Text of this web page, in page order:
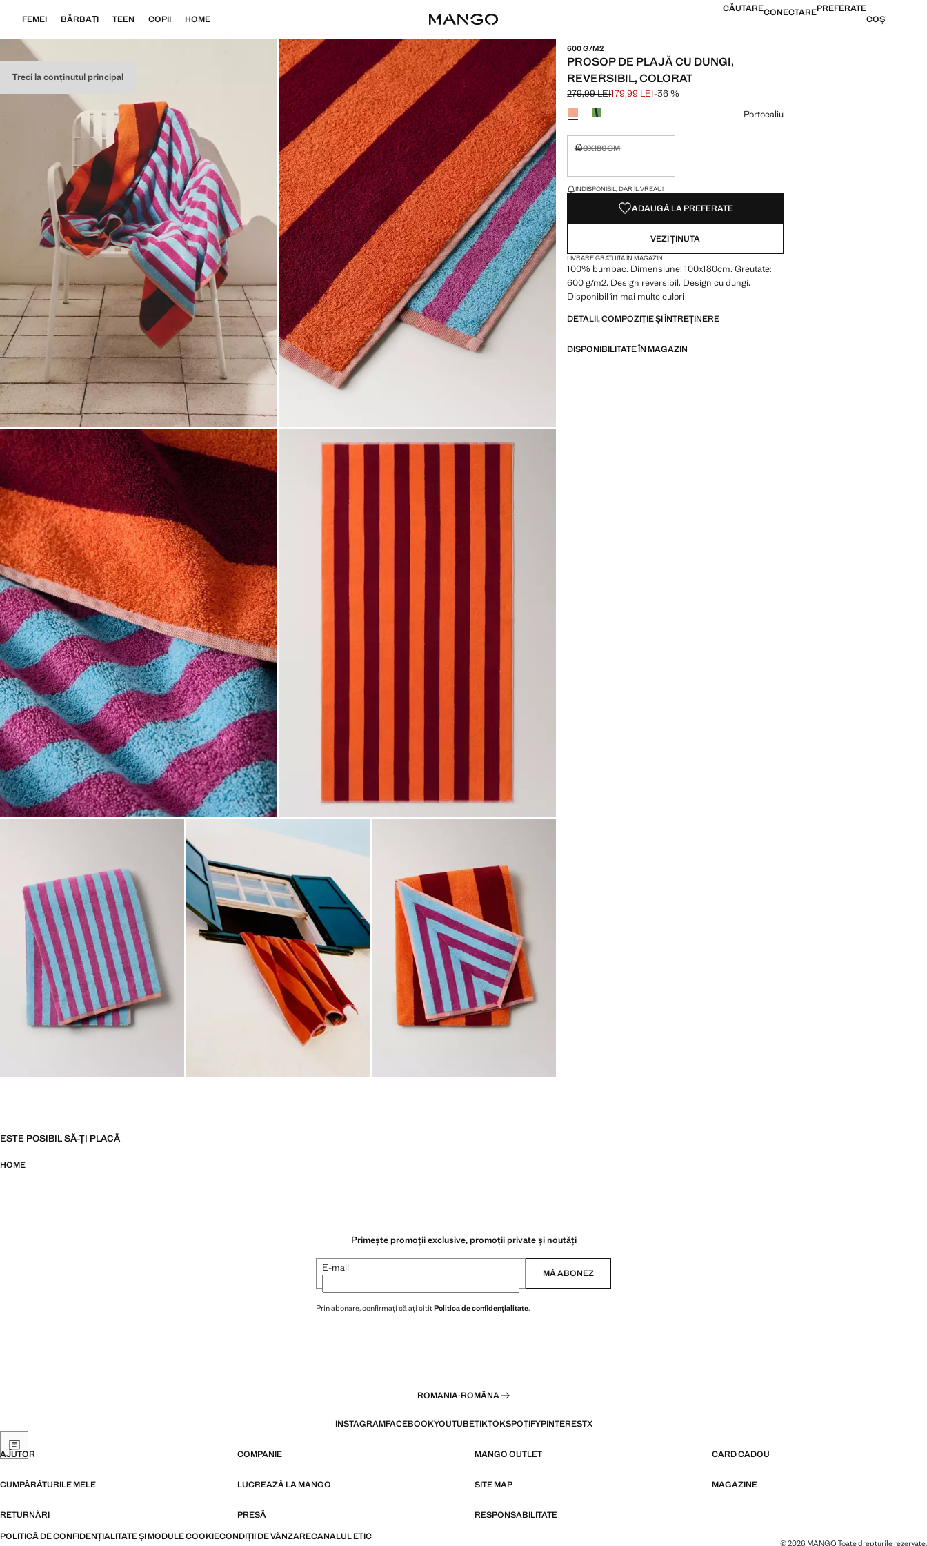
Treci la conținutul principal
FEMEI BĂRBAŢI TEEN COPII HOME
CĂUTARECONECTAREPREFERATE
COȘ
600 G/M2
PROSOP DE PLAJĂ CU DUNGI,
REVERSIBIL, COLORAT
Preț inițial tăiat [279,99 LEI ]
279,99 LEI
Preț actual [179,99 LEI ]
179,99 LEI-36 %
Selectează o culoare
Portocaliu
100X180CM
ULTIMELE CÂTEVA ARTICOLE!
INDISPONIBIL, DAR ÎL VREAU!
ADAUGĂ LA PREFERATE
VEZI ȚINUTA
LIVRARE GRATUITĂ ÎN MAGAZIN
100% bumbac. Dimensiune: 100x180cm. Greutate:
600 g/m2. Design reversibil. Design cu dungi.
Disponibil în mai multe culori
DETALII, COMPOZIȚIE ȘI ÎNTREȚINERE
DISPONIBILITATE ÎN MAGAZIN
ESTE POSIBIL SĂ-ȚI PLACĂ
HOME
Primește promoții exclusive, promoții private și noutăți
E-mail MĂ ABONEZ
Prin abonare, confirmați că ați cititPolitica de confidențialitate.
ROMANIA·ROMÂNA
INSTAGRAMFACEBOOKYOUTUBETIKTOKSPOTIFYPINTERESTX
AJUTOR COMPANIE MANGO OUTLET CARD CADOU
CUMPĂRĂTURILE MELE LUCREAZĂ LA MANGO SITE MAP MAGAZINE
RETURNĂRI PRESĂ
RESPONSABILITATE
POLITICĂ DE CONFIDENȚIALITATE ȘI MODULE COOKIECONDIȚII DE VÂNZARECANALUL ETIC
© 2026 MANGO Toate drepturile rezervate.